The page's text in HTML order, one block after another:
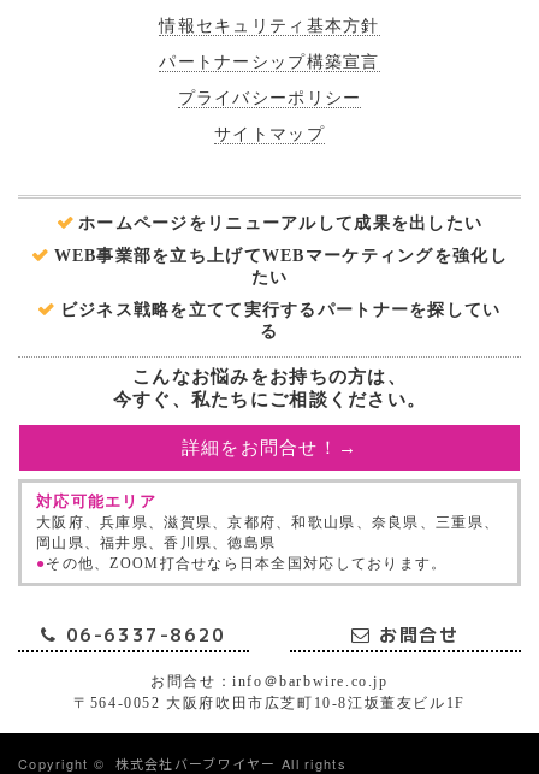
情報セキュリティ基本方針
パートナーシップ構築宣言
プライバシーポリシー
サイトマップ
ホームページをリニューアルして成果を出したい
WEB事業部を立ち上げてWEBマーケティングを強化し
たい
ビジネス戦略を立てて実行するパートナーを探してい
る
こんなお悩みをお持ちの方は、
今すぐ、私たちにご相談ください。
詳細をお問合せ！→
対応可能エリア
大阪府、兵庫県、滋賀県、京都府、和歌山県、奈良県、三重県、
岡山県、福井県、香川県、徳島県
●その他、ZOOM打合せなら日本全国対応しております。
06-6337-8620 お問合せ
お問合せ：info＠barbwire.co.jp
〒564-0052 大阪府吹田市広芝町10-8江坂董友ビル1F
Copyright © 株式会社バーブワイヤー All rights